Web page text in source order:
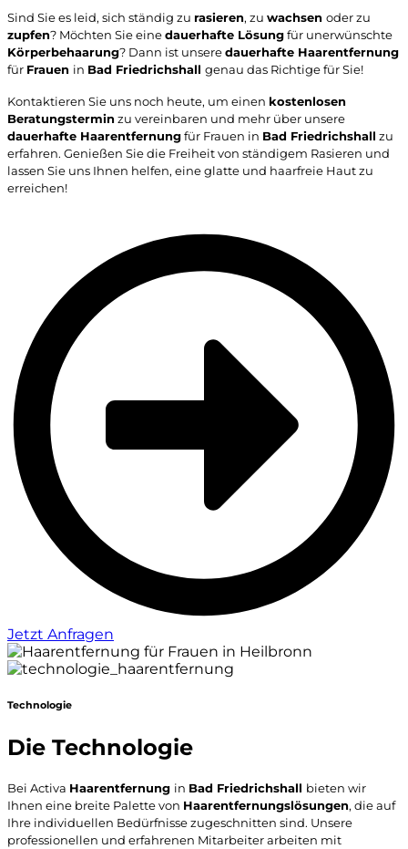
Sind Sie es leid, sich ständig zu rasieren, zu wachsen oder zu
zupfen? Möchten Sie einedauerhafte Lösungfür unerwünschte
Körperbehaarung? Dann ist unseredauerhafte Haarentfernung
für Frauen in Bad Friedrichshall genau das Richtige für Sie!
Kontaktieren Sie uns noch heute, um einen kostenlosen
Beratungsterminzu vereinbaren und mehr über unsere
dauerhafte Haarentfernungfür Frauen in Bad Friedrichshall zu
erfahren. Genießen Sie die Freiheit von ständigem Rasieren und
lassen Sie uns Ihnen helfen, eine glatte und haarfreie Haut zu
erreichen!
Jetzt Anfragen
Technologie
Die Technologie
Bei Activa Haarentfernung in Bad Friedrichshall bieten wir
Ihnen eine breite Palette von Haarentfernungslösungen, die auf
Ihre individuellen Bedürfnisse zugeschnitten sind. Unsere
professionellen und erfahrenen Mitarbeiter arbeiten mit